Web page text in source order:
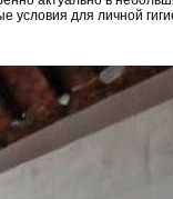
условия для личной